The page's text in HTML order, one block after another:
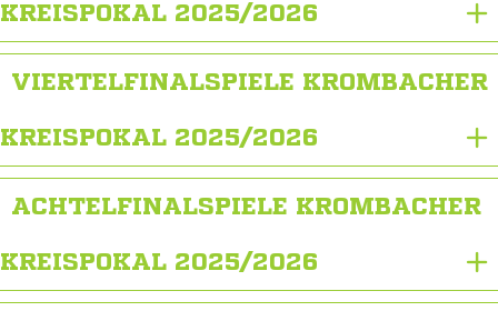
KREISPOKAL 2025/2026
VIERTELFINALSPIELE KROMBACHER
KREISPOKAL 2025/2026
ACHTELFINALSPIELE KROMBACHER
KREISPOKAL 2025/2026